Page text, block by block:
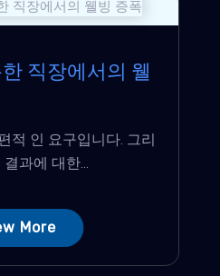
직장에서의 웰
적 인 요구입니다. 그리
과에 대한...
More